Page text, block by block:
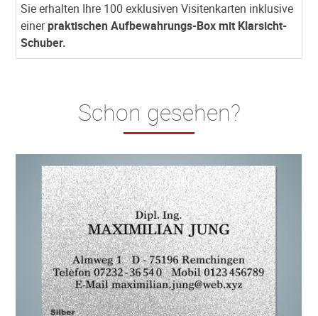
Sie erhalten Ihre 100 exklusiven Visitenkarten inklusive
einerpraktischen Aufbewahrungs-Box mit Klarsicht-
Schuber.
Schon gesehen?